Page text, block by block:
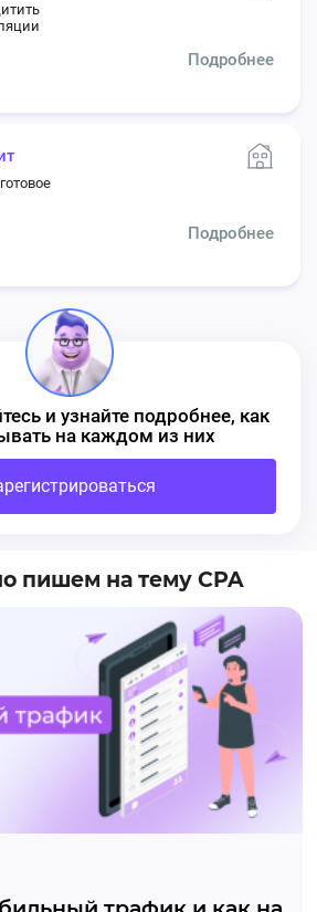
Подробнее
Подробнее
и узнайте подробнее, как
на каждом из них
пишем на тему CPA